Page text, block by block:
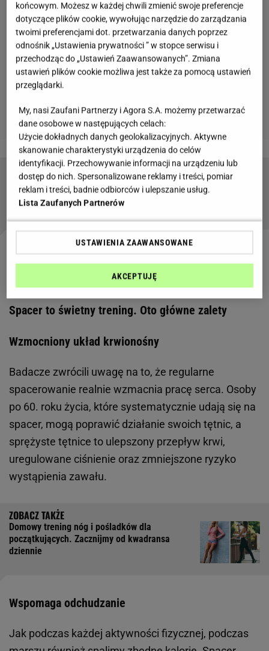
Dziesięć minut spalania tłuszczu z brzucha.
Prosty trening wykonasz w domu bez sprzętu
Zobacz wideoKelsey Wells pokazuje domowy
trening na małej przestrzeni
Spacer to świetny trening. Oto główne zalety
Wzmocniony układ krwionośny
Badacze zwrócili uwagę na to, że regularne
spacerowanie realnie wzmacnia pracę serca. Osoby
po 60. roku życia, które systematycznie udają się na
spacer, mogą poprawić działanie swoich tętnic, a
sprężyste tętnice to ulepszony przepływ krwi,
uregulowane ciśnienie oraz zmniejszone ryzyko
wystąpienia zawału.
Domowy trening nóg i pośladków dla
początkujących. Zacznijmy od kwadransa
dziennie
Wspomaga odchudzanie
Jak podczas każdej aktywności fizycznej, podczas
końcowym. Możesz w każdej chwili zmienić swoje preferencje
dotyczące plików cookie, wywołując narzędzie do zarządzania
twoimi preferencjami dot. przetwarzania danych poprzez
odnośnik „Ustawienia prywatności ” w stopce serwisu i
przechodząc do „Ustawień Zaawansowanych”. Zmiana
ustawień plików cookie możliwa jest także za pomocą ustawień
przeglądarki.
My, nasi Zaufani Partnerzy i Agora S.A. możemy przetwarzać
dane osobowe w następujących celach:
Użycie dokładnych danych geolokalizacyjnych. Aktywne
skanowanie charakterystyki urządzenia do celów
identyfikacji. Przechowywanie informacji na urządzeniu lub
dostęp do nich. Spersonalizowane reklamy i treści, pomiar
reklam i treści, badnie odbiorców i ulepszanie usług.
Lista Zaufanych Partnerów
USTAWIENIA ZAAWANSOWANE
AKCEPTUJĘ